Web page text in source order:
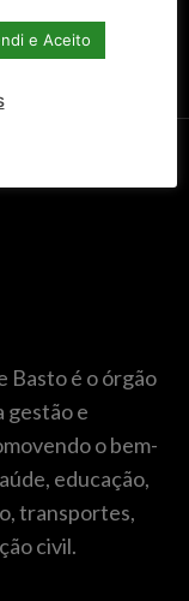
Basto é o órgão
gestão e
o bem-
educação,
transportes,
civil.
e Aceito